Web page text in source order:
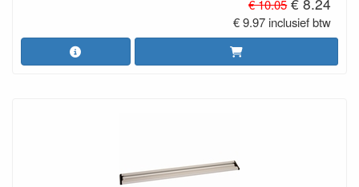
€ 10.05
€ 9.97 inclusief btw